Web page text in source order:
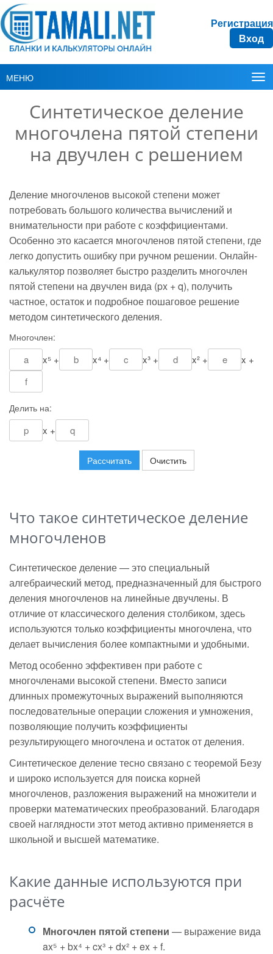
Регистрация
Вход
МЕНЮ
Синтетическое деление
многочлена пятой степени
на двучлен с решением
Деление многочленов высокой степени может
потребовать большого количества вычислений и
внимательности при работе с коэффициентами.
Особенно это касается многочленов пятой степени, где
легко допустить ошибку при ручном решении. Онлайн-
калькулятор позволяет быстро разделить многочлен
пятой степени на двучлен вида (px + q), получить
частное, остаток и подробное пошаговое решение
методом синтетического деления.
Многочлен:
x⁵ + x⁴ + x³ + x² + x +
Делить на:
x +
Рассчитать Очистить
Что такое синтетическое деление
многочленов
Синтетическое деление — это специальный
алгебраический метод, предназначенный для быстрого
деления многочленов на линейные двучлены. В
отличие от классического деления столбиком, здесь
используются только коэффициенты многочлена, что
делает вычисления более компактными и удобными.
Метод особенно эффективен при работе с
многочленами высокой степени. Вместо записи
длинных промежуточных выражений выполняются
последовательные операции сложения и умножения,
позволяющие получить коэффициенты
результирующего многочлена и остаток от деления.
Синтетическое деление тесно связано с теоремой Безу
и широко используется для поиска корней
многочленов, разложения выражений на множители и
проверки математических преобразований. Благодаря
своей наглядности этот метод активно применяется в
школьной и высшей математике.
Какие данные используются при
расчёте
Многочлен пятой степени — выражение вида
ax⁵ + bx⁴ + cx³ + dx² + ex + f.